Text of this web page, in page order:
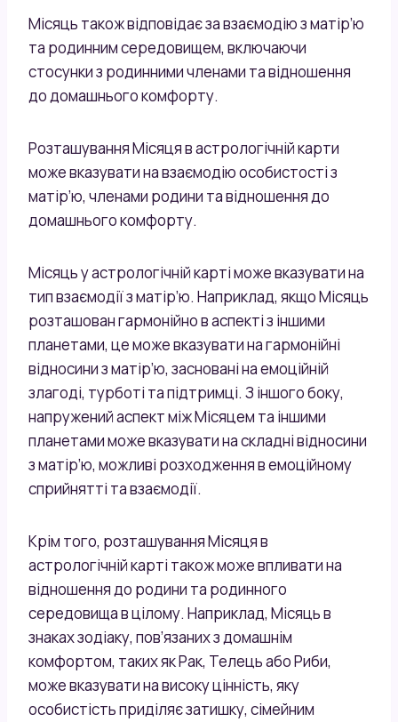
Місяць також відповідає за взаємодію з матір’ю
та родинним середовищем, включаючи
стосунки з родинними членами та відношення
до домашнього комфорту.
Розташування Місяця в астрологічній карти
може вказувати на взаємодію особистості з
матір’ю, членами родини та відношення до
домашнього комфорту.
Місяць у астрологічній карті може вказувати на
тип взаємодії з матір’ю. Наприклад, якщо Місяць
розташован гармонійно в аспекті з іншими
планетами, це може вказувати на гармонійні
відносини з матір’ю, засновані на емоційній
злагоді, турботі та підтримці. З іншого боку,
напружений аспект між Місяцем та іншими
планетами може вказувати на складні відносини
з матір’ю, можливі розходження в емоційному
сприйнятті та взаємодії.
Крім того, розташування Місяця в
астрологічній карті також може впливати на
відношення до родини та родинного
середовища в цілому. Наприклад, Місяць в
знаках зодіаку, пов’язаних з домашнім
комфортом, таких як Рак, Телець або Риби,
може вказувати на високу цінність, яку
особистість приділяє затишку, сімейним